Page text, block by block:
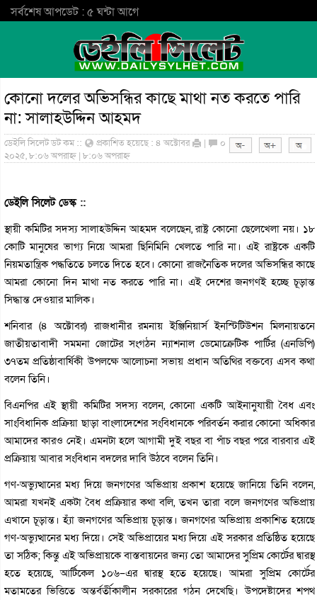
সর্বশেষ আপডেট : ৫ ঘন্টা আগে
কোনো দলের অভিসন্ধির কাছে মাথা নত করতে পারি
না: সালাহউদ্দিন আহমদ
ডেইলি সিলেট ডট কম ::
প্রকাশিত হয়েছে : ৪ অক্টোবর
২০২৫, ৮:০৬ অপরাহ্ন | ৮:০৬ অপরাহ্ন
| ০
ডেইলি সিলেট ডেস্ক ::
স্থায়ী কমিটির সদস্য সালাহউদ্দিন আহমদ বলেছেন, রাষ্ট্র কোনো ছেলেখেলা নয়। ১৮
কোটি মানুষের ভাগ্য নিয়ে আমরা ছিনিমিনি খেলতে পারি না। এই রাষ্ট্রকে একটি
নিয়মতান্ত্রিক পদ্ধতিতে চলতে দিতে হবে। কোনো রাজনৈতিক দলের অভিসন্ধির কাছে
আমরা কোনো দিন মাথা নত করতে পারি না। এই দেশের জনগণই হচ্ছে চূড়ান্ত
সিদ্ধান্ত দেওয়ার মালিক।
শনিবার (৪ অক্টোবর) রাজধানীর রমনায় ইঞ্জিনিয়ার্স ইনস্টিটিউশন মিলনায়তনে
জাতীয়তাবাদী সমমনা জোটের সংগঠন ন্যাশনাল ডেমোক্রেটিক পার্টির (এনডিপি)
৩৭তম প্রতিষ্ঠাবার্ষিকী উপলক্ষে আলোচনা সভায় প্রধান অতিথির বক্তব্যে এসব কথা
বলেন তিনি।
বিএনপির এই স্থায়ী কমিটির সদস্য বলেন, কোনো একটি আইনানুযায়ী বৈধ এবং
সাংবিধানিক প্রক্রিয়া ছাড়া বাংলাদেশের সংবিধানকে পরিবর্তন করার কোনো অধিকার
আমাদের কারও নেই। এমনটা হলে আগামী দুই বছর বা পাঁচ বছর পরে বারবার এই
প্রক্রিয়ায় আবার সংবিধান বদলের দাবি উঠবে বলেন তিনি।
গণ-অভ্যুত্থানের মধ্য দিয়ে জনগণের অভিপ্রায় প্রকাশ হয়েছে জানিয়ে তিনি বলেন,
আমরা যখনই একটা বৈধ প্রক্রিয়ার কথা বলি, তখন তারা বলে জনগণের অভিপ্রায়
এখানে চূড়ান্ত। হ্যাঁ জনগণের অভিপ্রায় চূড়ান্ত। জনগণের অভিপ্রায় প্রকাশিত হয়েছে
গণ-অভ্যুত্থানের মধ্য দিয়ে। সেই অভিপ্রায়ের মধ্য দিয়ে এই সরকার প্রতিষ্ঠিত হয়েছে
তা সঠিক; কিন্তু এই অভিপ্রায়কে বাস্তবায়নের জন্য তো আমাদের সুপ্রিম কোর্টের দ্বারস্থ
হতে হয়েছে, আর্টিকেল ১০৬–এর দ্বারস্থ হতে হয়েছে। আমরা সুপ্রিম কোর্টের
মতামতের ভিত্তিতে অন্তর্বর্তীকালীন সরকারের গঠন দেখেছি। উপদেষ্টাদের শপথ